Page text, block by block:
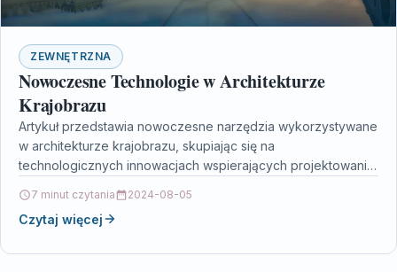
ZEWNĘTRZNA
Nowoczesne Technologie w Architekturze
Krajobrazu
Artykuł przedstawia nowoczesne narzędzia wykorzystywane
w architekturze krajobrazu, skupiając się na
technologicznych innowacjach wspierających projektowanie,
zaawansowane programy do…
7 minut czytania 2024-08-05
Czytaj więcej